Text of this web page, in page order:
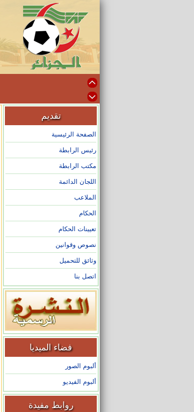
تقديم
الصفحة الرئيسية
رئيس الرابطة
مكتب الرابطة
اللجان الدائمة
الملاعب
الحكام
تعيينات الحكام
نصوص وقوانين
وثائق للتحميل
اتصل بنا
فضاء الميديا
ألبوم الصور
ألبوم الفيديو
روابط مفيدة